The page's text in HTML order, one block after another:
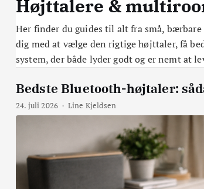
Højttalere &
Her finder du guides til alt fra små,
dig med at vælge den rigtige højttaler, få
system, der både lyder godt og er nemt at
Bedste Bluetooth-højtaler:
24. juli 2026 · Line Kjeldsen